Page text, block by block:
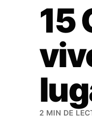
15
2 MIN DE